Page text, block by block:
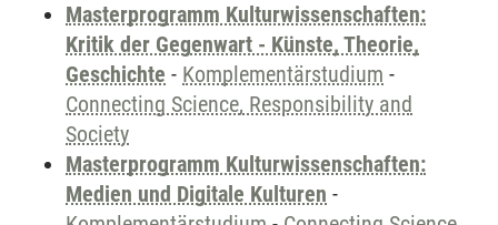
Masterprogramm Kulturwissenschaften:
Kritik der Gegenwart - Künste, Theorie,
Geschichte - Komplementärstudium -
Connecting Science, Responsibility and
Society
Masterprogramm Kulturwissenschaften:
Medien und Digitale Kulturen -